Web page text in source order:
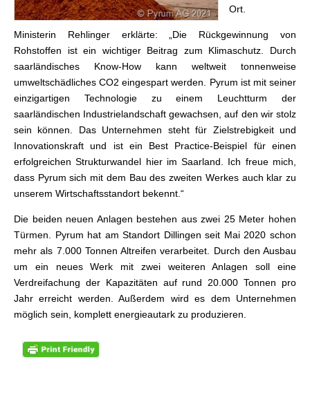
Ort.
Ministerin Rehlinger erklärte: „Die Rückgewinnung von
Rohstoffen ist ein wichtiger Beitrag zum Klimaschutz. Durch
saarländisches Know-How kann weltweit tonnenweise
umweltschädliches CO2 eingespart werden. Pyrum ist mit seiner
einzigartigen Technologie zu einem Leuchtturm der
saarländischen Industrielandschaft gewachsen, auf den wir stolz
sein können. Das Unternehmen steht für Zielstrebigkeit und
Innovationskraft und ist ein Best Practice-Beispiel für einen
erfolgreichen Strukturwandel hier im Saarland. Ich freue mich,
dass Pyrum sich mit dem Bau des zweiten Werkes auch klar zu
unserem Wirtschaftsstandort bekennt.“
Die beiden neuen Anlagen bestehen aus zwei 25 Meter hohen
Türmen. Pyrum hat am Standort Dillingen seit Mai 2020 schon
mehr als 7.000 Tonnen Altreifen verarbeitet. Durch den Ausbau
um ein neues Werk mit zwei weiteren Anlagen soll eine
Verdreifachung der Kapazitäten auf rund 20.000 Tonnen pro
Jahr erreicht werden. Außerdem wird es dem Unternehmen
möglich sein, komplett energieautark zu produzieren.